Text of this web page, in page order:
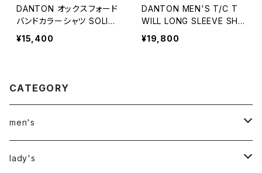
DANTON オックスフォード
バンドカラーシャツ SOLID
MEN
¥15,400
DANTON MEN'S T/C T
WILL LONG SLEEVE SHI
RT
¥19,800
CATEGORY
men's
アウター
lady's